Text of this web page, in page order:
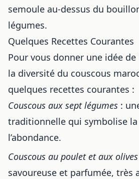
semoule au-dessus du
légumes.
Quelques Recettes Courantes
Pour vous donner une idée
la diversité du couscous
quelques recettes courantes :
Couscous aux sept légumes :
traditionnelle qui symbolise
l’abondance.
Couscous au poulet et aux olives
savoureuse et parfumée, très